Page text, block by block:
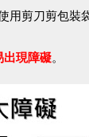
用剪刀剪包裝
出現障礙。